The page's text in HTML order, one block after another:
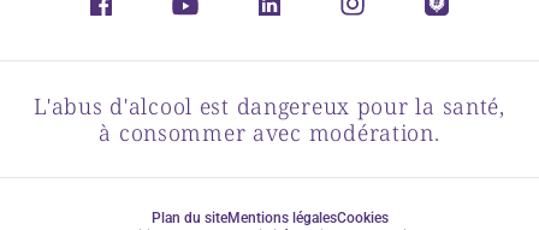
L'abus d'alcool est dangereux pour la santé,
à consommer avec modération.
Plan du siteMentions légalesCookies